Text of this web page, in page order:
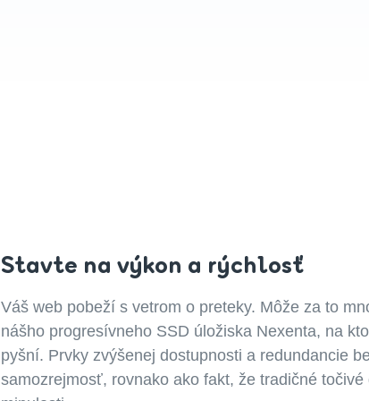
Stavte na výkon a rýchlosť
Váš web pobeží s vetrom o preteky. Môže za to
nášho progresívneho SSD úložiska Nexenta, na
pyšní. Prvky zvýšenej dostupnosti a redundancie
samozrejmosť, rovnako ako fakt, že tradičné točivé